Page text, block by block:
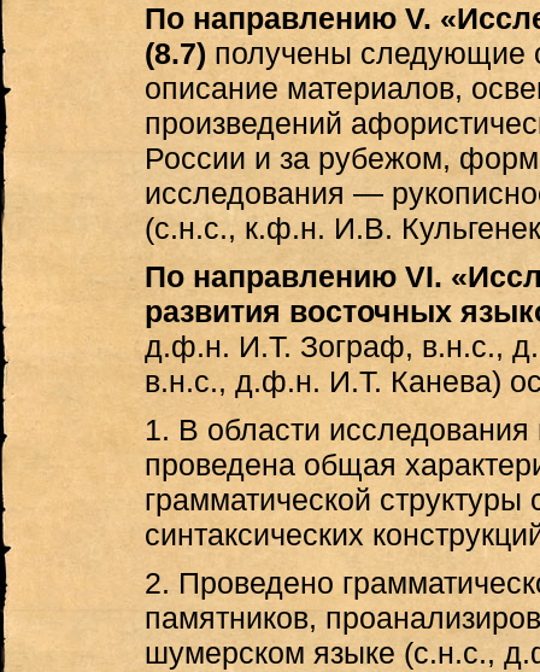
По направлению V.
(8.7) получены следующие
описание материалов,
произведений
России и за рубежом,
исследования —
(с.н.с., к.ф.н. И.В.
По направлению VI.
развития восточных
д.ф.н. И.Т. Зограф, в.н.с.,
в.н.с., д.ф.н. И.Т. Канева)
1. В области исследования
проведена общая
грамматической
синтаксических
2. Проведено
памятников,
шумерском языке (с.н.с.,